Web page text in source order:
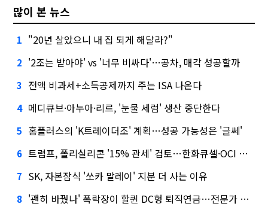
많이 본 뉴스
1 "20년 살았으니 내 집 되게 해달라?"
2 '2조는 받아야' vs '너무 비싸다'…공차, 매각 성공할까
3 전액 비과세+소득공제까지 주는 ISA 나온다
4 메디큐브·아누아·리르, '눈물 세럼' 생산 중단한다
5 홈플러스의 'K트레이더조' 계획…성공 가능성은 '글쎄'
6 트럼프, 폴리실리콘 '15% 관세' 검토…한화큐셀·OCI 영향은?
7 SK, 자본잠식 '쏘카 말레이' 지분 더 사는 이유
8 '괜히 바꿨나' 폭락장이 할퀸 DC형 퇴직연금…전문가 조언은